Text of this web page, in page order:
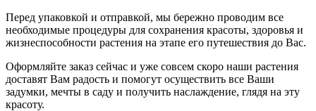
Перед упаковкой и отправкой, мы бережно проводим все
необходимые процедуры для сохранения красоты, здоровья и
жизнеспособности растения на этапе его путешествия до Вас.
Оформляйте заказ сейчас и уже совсем скоро наши растения
доставят Вам радость и помогут осуществить все Ваши
задумки, мечты в саду и получить наслаждение, глядя на эту
красоту.